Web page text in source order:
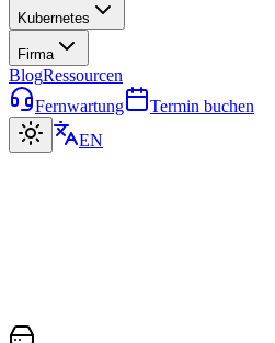
Kubernetes
Firma
BlogRessourcen
Fernwartung
Termin buchen
EN